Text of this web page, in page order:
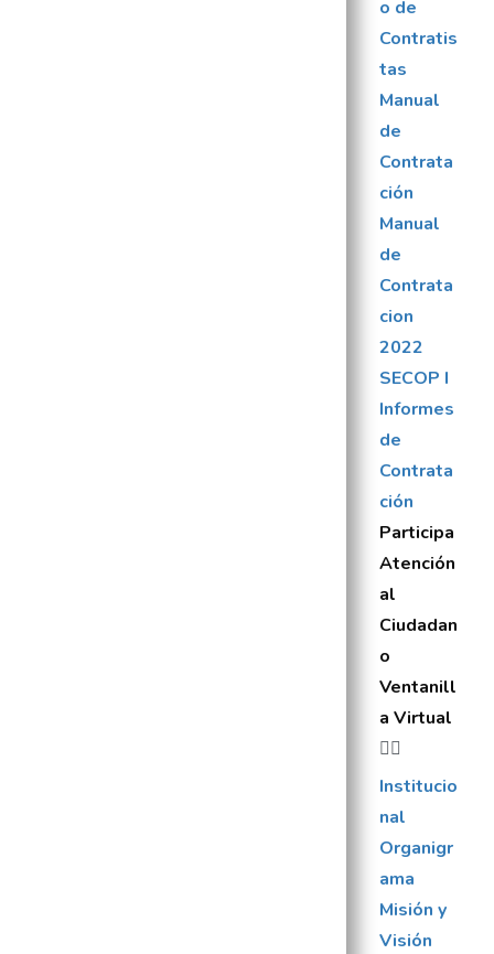
o de
Contratis
tas
Manual
de
Contrata
ción
Manual
de
Contrata
cion
2022
SECOP I
Informes
de
Contrata
ción
Participa
Atención
al
Ciudadan
o
Ventanill
a Virtual
Institucio
nal
Organigr
ama
Misión y
Visión